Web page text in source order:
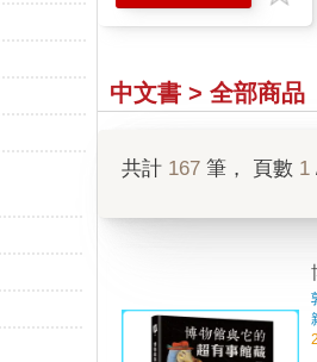
中文書 > 全部商品
共計 167 筆， 頁數 1